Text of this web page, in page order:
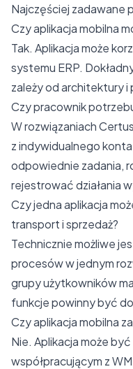
Najczęściej zadawane
Czy aplikacja mobilna
Tak. Aplikacja może
systemu ERP.
zależy od architektury
Czy pracownik
W rozwiązaniach
z indywidualnego
odpowiednie zadania,
rejestrować działania
Czy jedna aplikacja
transport i sprzedaż?
Technicznie możliwe
procesów w jednym
grupy użytkowników
funkcje powinny być
Czy aplikacja mobilna
Nie. Aplikacja może
współpracującym z